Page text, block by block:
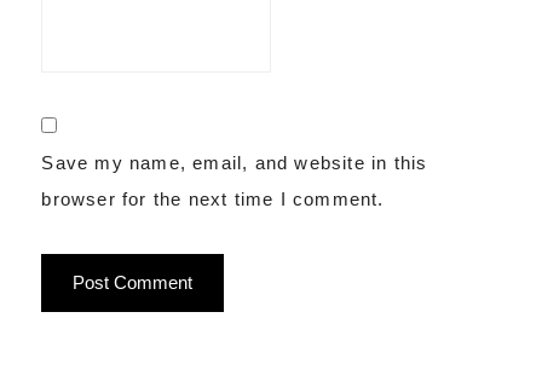
Save my name, email, and website in this
browser for the next time I comment.